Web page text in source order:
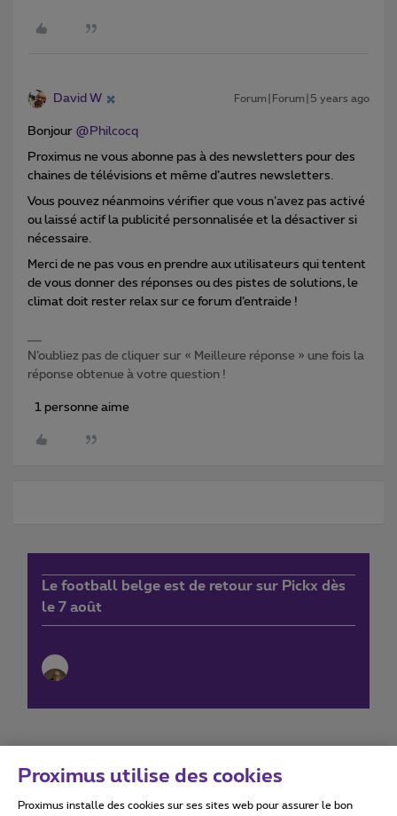
David W Forum|Forum|5 years ago
Bonjour @Philcocq
Proximus ne vous abonne pas à des newsletters pour des
chaines de télévisions et même d’autres newsletters.
Vous pouvez néanmoins vérifier que vous n’avez pas activé
ou laissé actif la publicité personnalisée et la désactiver si
nécessaire.
Merci de ne pas vous en prendre aux utilisateurs qui tentent
de vous donner des réponses ou des pistes de solutions, le
climat doit rester relax sur ce forum d’entraide !
N’oubliez pas de cliquer sur « Meilleure réponse » une fois la
réponse obtenue à votre question !
1 personne aime
Le football belge est de retour sur Pickx dès
le 7 août
Proximus utilise des cookies
Proximus installe des cookies sur ses sites web pour assurer le bon